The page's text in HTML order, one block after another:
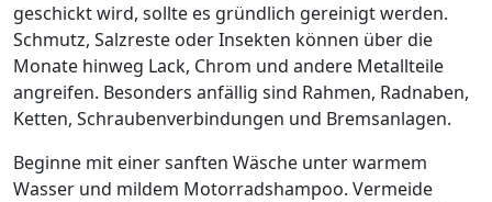
geschickt wird, sollte es gründlich gereinigt werden.
Schmutz, Salzreste oder Insekten können über die
Monate hinweg Lack, Chrom und andere Metallteile
angreifen. Besonders anfällig sind Rahmen, Radnaben,
Ketten, Schraubenverbindungen und Bremsanlagen.
Beginne mit einer sanften Wäsche unter warmem
Wasser und mildem Motorradshampoo. Vermeide